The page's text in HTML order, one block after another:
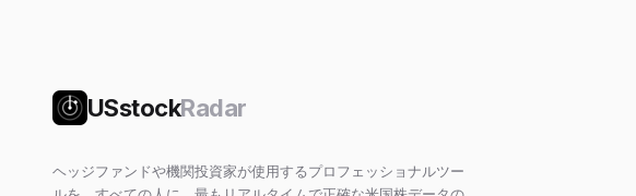
USstockRadar
ヘッジファンドや機関投資家が使用するプロフェッショナルツー